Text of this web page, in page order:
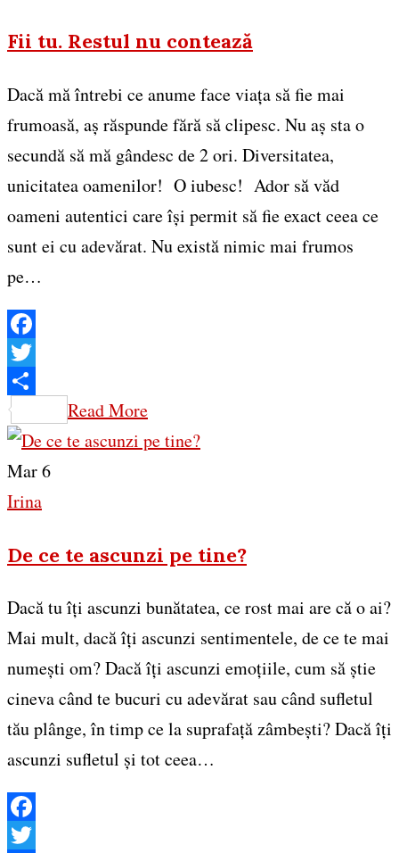
Fii tu. Restul nu contează
Dacă mă întrebi ce anume face viața să fie mai
frumoasă, aș răspunde fără să clipesc. Nu aș sta o
secundă să mă gândesc de 2 ori. Diversitatea,
unicitatea oamenilor! O iubesc! Ador să văd
oameni autentici care își permit să fie exact ceea ce
sunt ei cu adevărat. Nu există nimic mai frumos
pe…
Facebook
Twitter
Share
Read More
Mar 6
Irina
De ce te ascunzi pe tine?
Dacă tu îți ascunzi bunătatea, ce rost mai are că o ai?
Mai mult, dacă îți ascunzi sentimentele, de ce te mai
numești om? Dacă îți ascunzi emoțiile, cum să știe
cineva când te bucuri cu adevărat sau când sufletul
tău plânge, în timp ce la suprafață zâmbești? Dacă îți
ascunzi sufletul și tot ceea…
Facebook